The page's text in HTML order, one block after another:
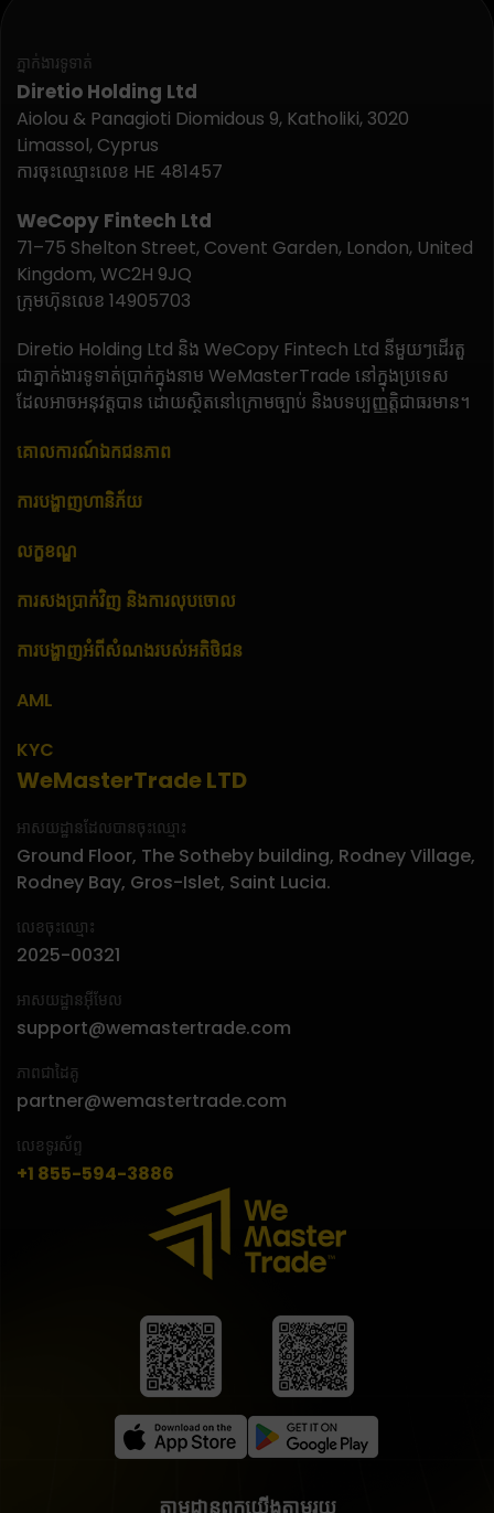
តាមដានពួកយើងតាមរយ
WeMasterTrade LTD
អាសយដ្ឋានដែលបានចុះឈ្មោះ
Ground Floor, The Sotheby building, Rodney Village,
Rodney Bay, Gros-Islet, Saint Lucia.
លេខចុះឈ្មោះ
2025-00321
អាសយដ្ឋានអ៊ីមែល
support@wemastertrade.com
ភាពជាដៃគូ
partner@wemastertrade.com
លេខទូរស័ព្ទ
+1 855-594-3886
ភ្នាក់ងារទូទាត់
Diretio Holding Ltd
Aiolou & Panagioti Diomidous 9, Katholiki, 3020
Limassol, Cyprus
ការចុះឈ្មោះលេខ HE 481457
WeCopy Fintech Ltd
71–75 Shelton Street, Covent Garden, London, United
Kingdom, WC2H 9JQ
ក្រុមហ៊ុនលេខ 14905703
Diretio Holding Ltd និង WeCopy Fintech Ltd នីមួយៗដើរតួ
ជាភ្នាក់ងារទូទាត់ប្រាក់ក្នុងនាម WeMasterTrade នៅក្នុងប្រទេស
ដែលអាចអនុវត្តបាន ដោយស្ថិតនៅក្រោមច្បាប់ និងបទប្បញ្ញត្តិជាធរមាន។
គោលការណ៍ឯកជនភាព
ការបង្ហាញហានិភ័យ
លក្ខខណ្ឌ
ការសងប្រាក់វិញ និងការលុបចោល
ការបង្ហាញអំពីសំណងរបស់អតិថិជន
AML
KYC